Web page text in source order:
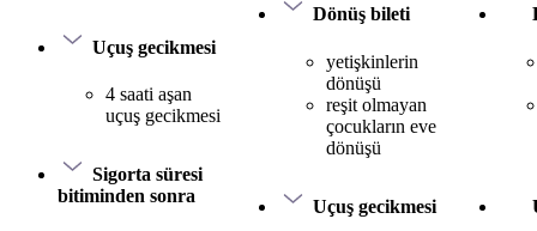
Uçuş gecikmesi
4 saati aşan
uçuş gecikmesi
Sigorta süresi
bitiminden sonra
Dönüş bileti
yetişkinlerin
dönüşü
reşit olmayan
çocukların eve
dönüşü
Uçuş gecikmesi